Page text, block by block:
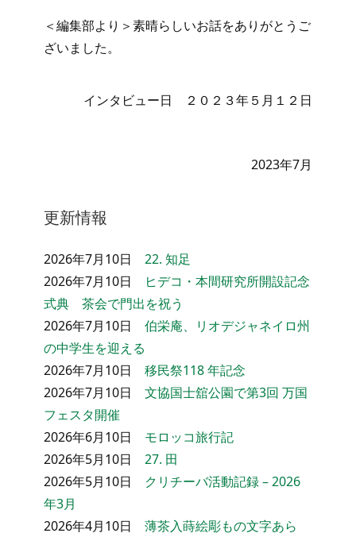
＜編集部より＞素晴らしいお話をありがとうご
ざいました。
インタビュー日 ２０２３年５月１２日
2023年7月
更新情報
2026年7月10日 22. 知足
2026年7月10日
ヒデコ・本間研究所開設記念
式典 茶会で門出を祝う
2026年7月10日 伯栄庵、リオデジャネイロ州
の中学生を迎える
2026年7月10日 移民祭118 年記念
2026年7月10日 文協国士舘公園で第3回 万国
フェスタ開催
2026年6月10日 モロッコ旅行記
2026年5月10日 27. 田
2026年5月10日 クリチーバ活動記録 – 2026
年3月
2026年4月10日 薄茶入蒔絵彫もの文字あら